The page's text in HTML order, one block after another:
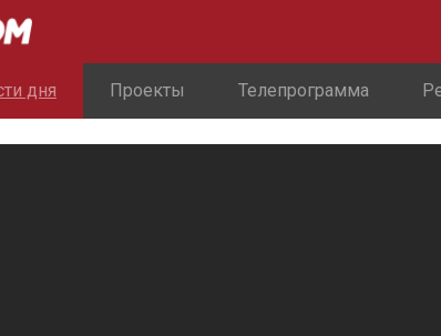
дня Проекты Телепрограмма